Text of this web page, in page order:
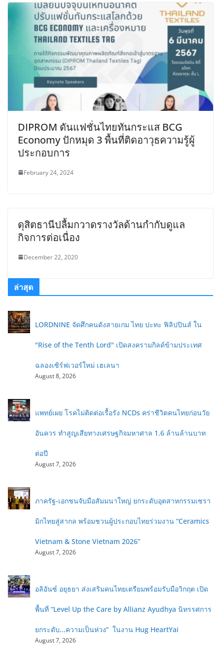
DIPROM ดันแฟชั่นไทยทันกระแส BCG
Economy ปักหมุด 3 พื้นที่ติดอาวุธความรู้ผู้
ประกอบการ
February 24, 2024
ดุสิตธานีปลื้มกวาดรางวัลด้านกำกับดูแล
กิจการต่อเนื่อง
December 22, 2020
ล่าสุด
LORDNINE จัดศึกคนดังสายเกม ไทย ปะทะ ฟิลิปปินส์ ใน
"Rise of the Tenth Lord" เปิดสงครามกิลด์ข้ามประเทศ
ฉลองเซิร์ฟเวอร์ใหม่ เฮเลนา
August 8, 2026
แพทย์เผย โรคไม่ติดต่อเรื้อรัง NCDs คร่าชีวิตคนไทยก่อนวัย
อันควร ทำสูญเสียทางเศรษฐกิจมหาศาล 1.6 ล้านล้านบาท
ต่อปี
August 7, 2026
ภาครัฐ-เอกชนจับมือสัมมนาใหญ่ ยกระดับอุตสาหกรรมเซรา
มิกไทยสู่สากล พร้อมชวนผู้ประกอบไทยร่วมงาน “Ceramics
Vietnam & Stone Vietnam 2026”
August 7, 2026
อลิอันซ์ อยุธยา ส่งเสริมคนไทยเตรียมพร้อมรับมือวิกฤต เปิด
พื้นที่ “Level Up the Care by Allianz Ayudhya นิทรรศการ
ยกระดับ...ความเป็นห่วง” ในงาน Hug HeartYai
August 7, 2026